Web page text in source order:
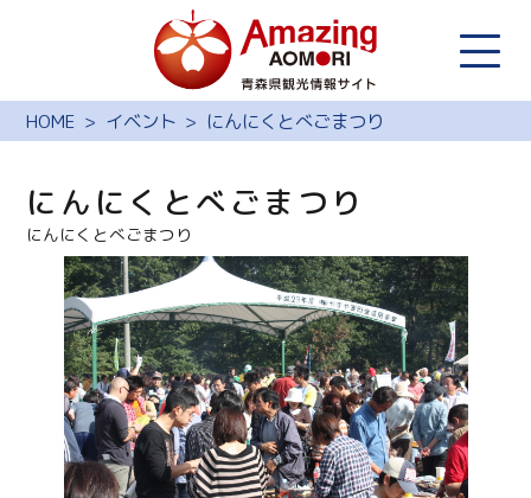
HOME イベント にんにくとべごまつり
にんにくとべごまつり
にんにくとべごまつり